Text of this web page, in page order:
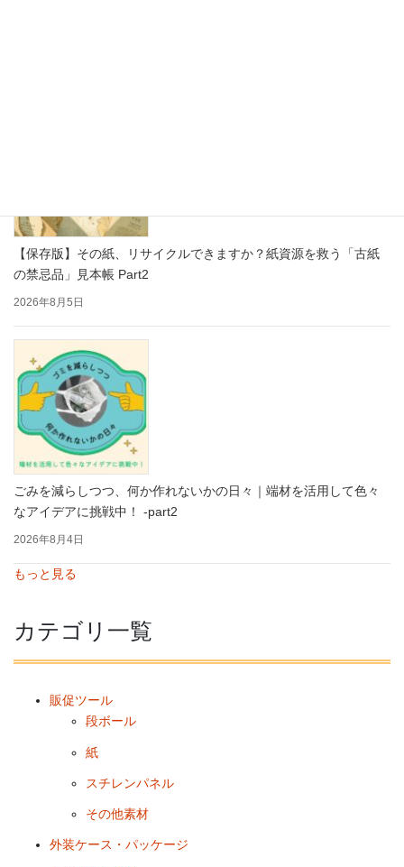
【保存版】その紙、リサイクルできますか？紙資源を救う「古紙
の禁忌品」見本帳 Part2
2026年8月5日
ごみを減らしつつ、何か作れないかの日々｜端材を活用して色々
なアイデアに挑戦中！ -part2
2026年8月4日
もっと見る
カテゴリ一覧
販促ツール
段ボール
紙
スチレンパネル
その他素材
外装ケース・パッケージ